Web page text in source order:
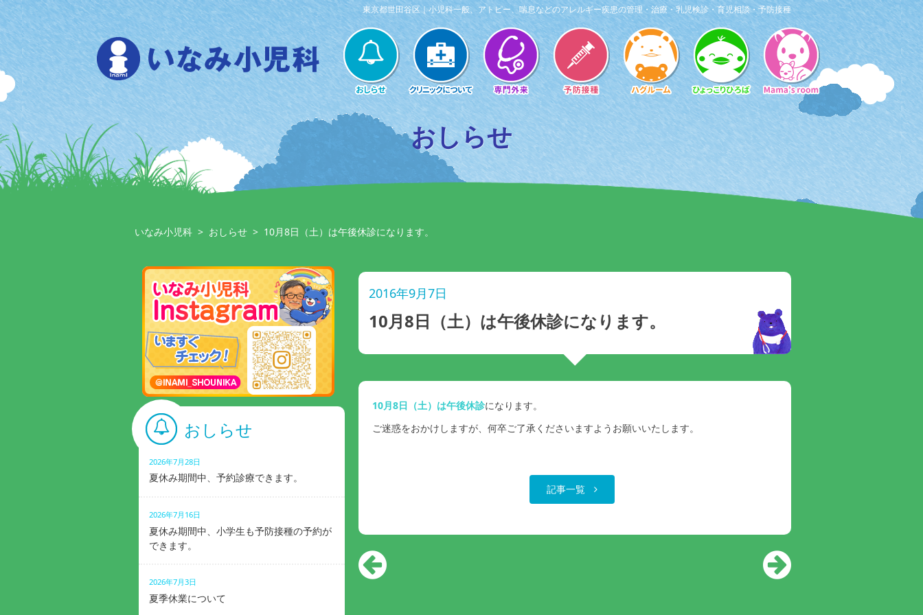
Skip
to
content
東京都世田谷区｜小児科一般、アトピー、喘息などのアレルギー疾患の管理・治療・乳児検診・育児相談・予防接種
おしらせ
いなみ小児科 > おしらせ > 10月8日（土）は午後休診になります。
2016年9月7日
10月8日（土）は午後休診になります。
10月8日（土）は午後休診になります。
ご迷惑をおかけしますが、何卒ご了承くださいますようお願いいたします。
記事一覧
おしらせ
2026年7月28日
夏休み期間中、予約診療できます。
2026年7月16日
夏休み期間中、小学生も予防接種の予約が
できます。
2026年7月3日
夏季休業について